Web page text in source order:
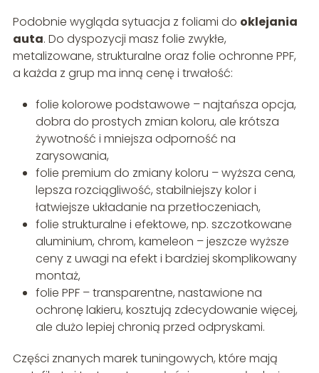
Podobnie wygląda sytuacja z foliami do oklejania
auta. Do dyspozycji masz folie zwykłe,
metalizowane, strukturalne oraz folie ochronne PPF,
a każda z grup ma inną cenę i trwałość:
folie kolorowe podstawowe – najtańsza opcja,
dobra do prostych zmian koloru, ale krótsza
żywotność i mniejsza odporność na
zarysowania,
folie premium do zmiany koloru – wyższa cena,
lepsza rozciągliwość, stabilniejszy kolor i
łatwiejsze układanie na przetłoczeniach,
folie strukturalne i efektowe, np. szczotkowane
aluminium, chrom, kameleon – jeszcze wyższe
ceny z uwagi na efekt i bardziej skomplikowany
montaż,
folie PPF – transparentne, nastawione na
ochronę lakieru, kosztują zdecydowanie więcej,
ale dużo lepiej chronią przed odpryskami.
Części znanych marek tuningowych, które mają